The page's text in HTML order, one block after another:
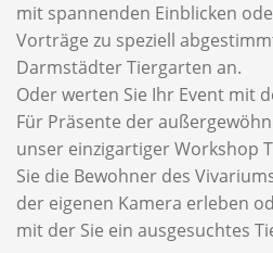
mit spannenden Einblicken
Vorträge zu speziell
Darmstädter Tiergarten an.
Oder werten Sie Ihr Event mit
Für Präsente der
unser einzigartiger Workshop
Sie die Bewohner des
der eigenen Kamera erleben
mit der Sie ein ausgesuchtes